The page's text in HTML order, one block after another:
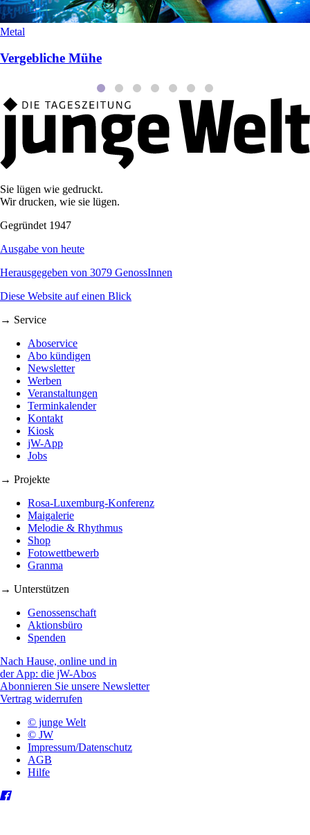
Metal
Vergebliche Mühe
Sie lügen wie gedruckt.
Wir drucken, wie sie lügen.
Gegründet 1947
Ausgabe von heute
Herausgegeben von 3079 GenossInnen
Diese Website auf einen Blick
→ Service
Aboservice
Abo kündigen
Newsletter
Werben
Veranstaltungen
Terminkalender
Kontakt
Kiosk
jW-App
Jobs
→ Projekte
Rosa-Luxemburg-Konferenz
Maigalerie
Melodie & Rhythmus
Shop
Fotowettbewerb
Granma
→ Unterstützen
Genossenschaft
Aktionsbüro
Spenden
Nach Hause, online und in
der App: die jW-Abos
Abonnieren Sie unsere Newsletter
Vertrag widerrufen
© junge Welt
© JW
Impressum/Datenschutz
AGB
Hilfe